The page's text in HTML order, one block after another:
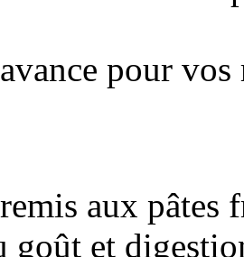
pour vos
aux pâtes
goût et